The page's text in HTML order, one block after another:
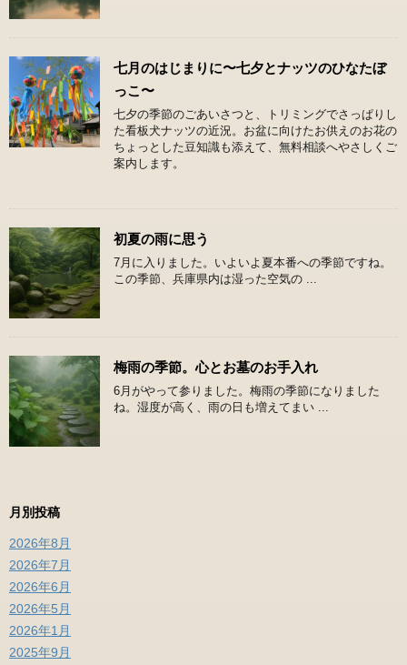
七月のはじまりに〜七夕とナッツのひなたぼ
っこ〜
七夕の季節のごあいさつと、トリミングでさっぱりし
た看板犬ナッツの近況。お盆に向けたお供えのお花の
ちょっとした豆知識も添えて、無料相談へやさしくご
案内します。
初夏の雨に思う
7月に入りました。いよいよ夏本番への季節ですね。
この季節、兵庫県内は湿った空気の ...
梅雨の季節。心とお墓のお手入れ
6月がやって参りました。梅雨の季節になりました
ね。湿度が高く、雨の日も増えてまい ...
月別投稿
2026年8月
2026年7月
2026年6月
2026年5月
2026年1月
2025年9月